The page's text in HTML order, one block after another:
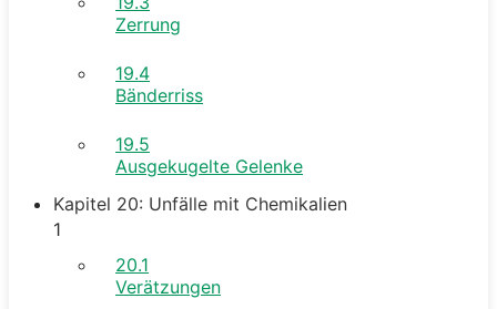
Zerrung
19.4
Bänderriss
19.5
Ausgekugelte Gelenke
Kapitel 20: Unfälle mit Chemikalien
1
20.1
Verätzungen